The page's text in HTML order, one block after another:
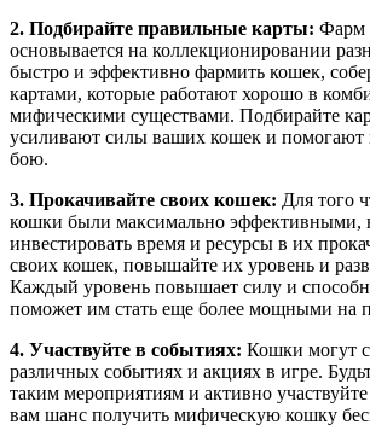
2. Подбирайте правильные карты: Фарм
основывается на коллекционировании
быстро и эффективно фармить кошек,
картами, которые работают хорошо в
мифическими существами. Подбирайте
усиливают силы ваших кошек и помогают
бою.
3. Прокачивайте своих кошек: Для того
кошки были максимально эффективными,
инвестировать время и ресурсы в их
своих кошек, повышайте их уровень и
Каждый уровень повышает силу и
поможет им стать еще более мощными на
4. Участвуйте в событиях: Кошки могут
различных событиях и акциях в игре.
таким мероприятиям и активно
вам шанс получить мифическую кошку